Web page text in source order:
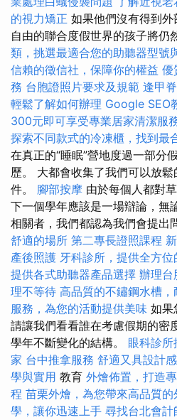
的視力矯正 如果他們沒有得到
自由的聯合度假世界的孩子將仍
類，挑選最適合您的助聽器型號
信賴的徵信社，保障你的權益 優
務 台胞證照片要求及規範 逢甲
輕鬆了解如何辦理 Google SEO
300元即可享受專業居家清潔服
探索不同款式的冷凍櫃，找到最
在真正的“睡眠”營地度過一部分
歷。 大都會收集了我們可以放
件。 腳部按摩 由於每個人都對
下一個學年應該是一場辯論，無
相關者，我們都認為我們會提出
舒適的場所 第二專長證照課程
產後照護 牙科診所，提供全方位
提供各式助聽器產品選擇 辦理台
理不等待 高品質的不鏽鋼水槽
服務，為您的活動提供美味 如果
請讓我們看看誰在考慮假期的密
學年不斷變化的結構。 眼科診
家 台中推拿服務 舒適又具設計
學與實用 教育 外燴佈置，打造
程 苗栗外燴，為您帶來高品質的
學，讓你迅速上手 尋找台北會